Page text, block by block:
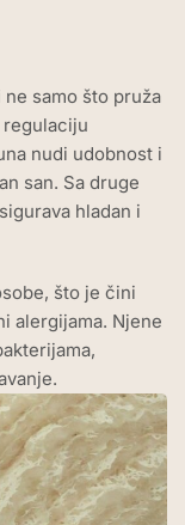
samo što pruža
nudi udobnost i
san. Sa druge
hladan i
što je čini
alergijama. Njene